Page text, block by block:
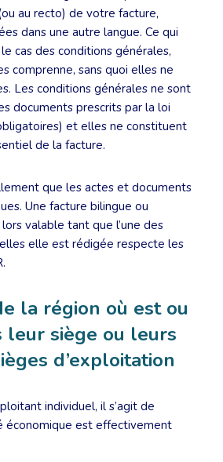
au recto) de votre facture,
dans une autre langue. Ce qui
cas des conditions générales,
comprenne, sans quoi elles ne
Les conditions générales ne sont
documents prescrits par la loi
et elles ne constituent
de la facture.
que les actes et documents
Une facture bilingue ou
valable tant que l’une des
elle est rédigée respecte les
la région où est ou
leur siège ou leurs
d’exploitation
individuel, il s’agit de
économique est effectivement